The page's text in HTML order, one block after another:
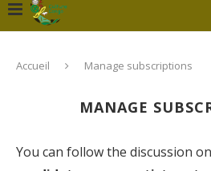
Accueil Manage subscriptions
MANAGE
You can follow the discussion on